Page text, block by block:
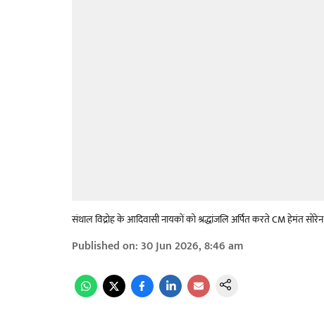
संथाल विद्रोह के आदिवासी नायकों को श्रद्धांजलि अर्पित करते CM हेमंत सोरेन
Published on:30 Jun 2026, 8:46 am